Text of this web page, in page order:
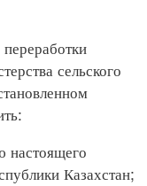
сельского
Казахстан;